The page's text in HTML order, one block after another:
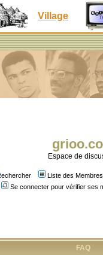
Village
Espace de
Liste des Membres
Se connecter pour vérifier ses
FAQ